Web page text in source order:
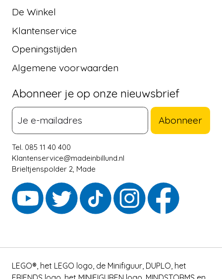
De Winkel
Klantenservice
Openingstijden
Algemene voorwaarden
Abonneer je op onze nieuwsbrief
Abonneer
Tel. 085 11 40 400
Klantenservice@madeinbillund.nl
Brieltjenspolder 2, Made
LEGO®, het LEGO logo, de Minifiguur, DUPLO, het